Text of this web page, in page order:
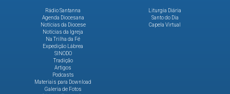
Rádio Santanna
Agenda Diocesana
Notícias da Diocese
Notícias da Igreja
Na Trilha da Fé
Expedição Lábrea
SINODO
Tradição
Artigos
Podcasts
Materiais para Download
Galeria de Fotos
Liturgia Diária
Santo do Dia
Capela Virtual